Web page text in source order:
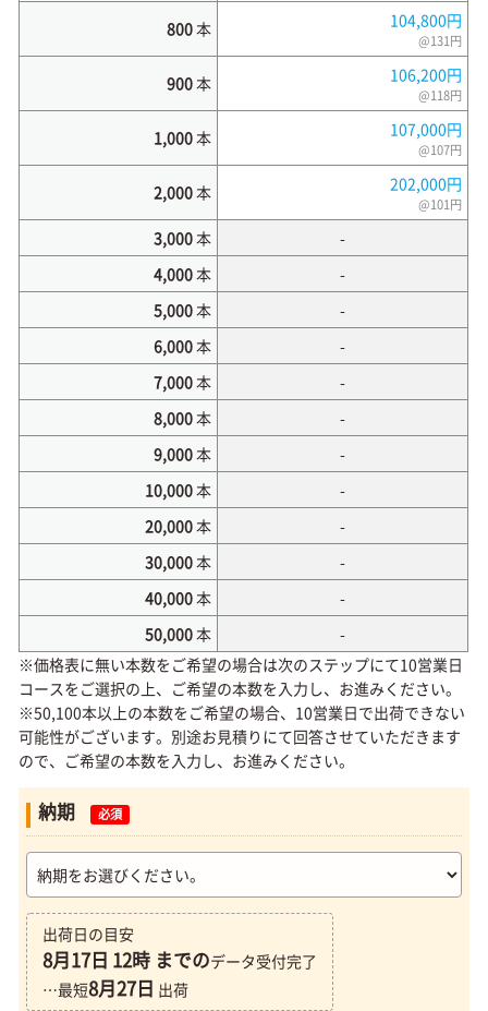
800本 104,800円
@131円
900本 106,200円
@118円
1,000本 107,000円
@107円
2,000本 202,000円
@101円
3,000本
-
4,000本
-
5,000本
-
6,000本
-
7,000本
-
8,000本
-
9,000本
-
10,000本
-
20,000本
-
30,000本
-
40,000本
-
50,000本
-
※価格表に無い本数をご希望の場合は次のステップにて10営業日
コースをご選択の上、ご希望の本数を入力し、お進みください。
※50,100本以上の本数をご希望の場合、10営業日で出荷できない
可能性がございます。別途お見積りにて回答させていただきます
ので、ご希望の本数を入力し、お進みください。
納期 必須
出荷日の目安
8月17日 12時 までのデータ受付完了
…最短8月27日 出荷